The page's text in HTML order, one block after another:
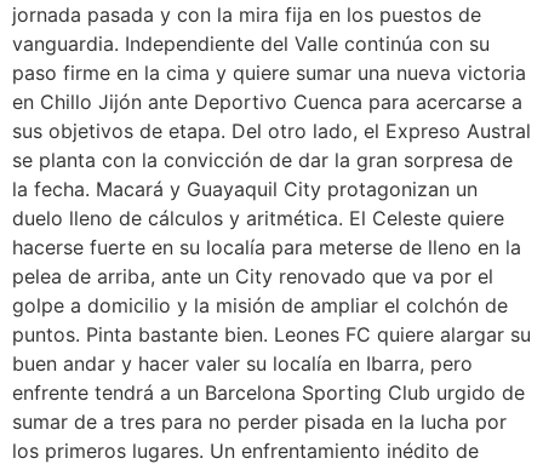
jornada pasada y con la mira fija en los puestos de
vanguardia. Independiente del Valle continúa con su
paso firme en la cima y quiere sumar una nueva victoria
en Chillo Jijón ante Deportivo Cuenca para acercarse a
sus objetivos de etapa. Del otro lado, el Expreso Austral
se planta con la convicción de dar la gran sorpresa de
la fecha. Macará y Guayaquil City protagonizan un
duelo lleno de cálculos y aritmética. El Celeste quiere
hacerse fuerte en su localía para meterse de lleno en la
pelea de arriba, ante un City renovado que va por el
golpe a domicilio y la misión de ampliar el colchón de
puntos. Pinta bastante bien. Leones FC quiere alargar su
buen andar y hacer valer su localía en Ibarra, pero
enfrente tendrá a un Barcelona Sporting Club urgido de
sumar de a tres para no perder pisada en la lucha por
los primeros lugares. Un enfrentamiento inédito de